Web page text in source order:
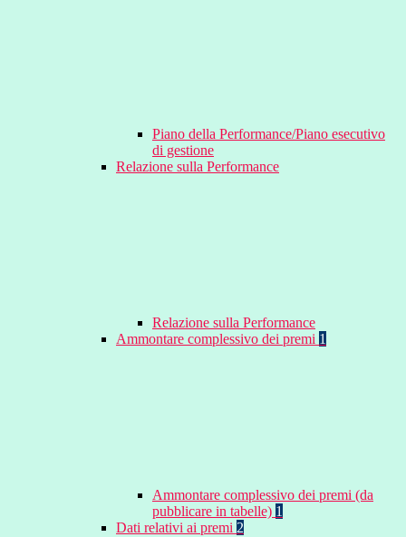
Piano della Performance/Piano esecutivo
di gestione
Relazione sulla Performance
Relazione sulla Performance
Ammontare complessivo dei premi 1
Ammontare complessivo dei premi (da
pubblicare in tabelle) 1
Dati relativi ai premi 2